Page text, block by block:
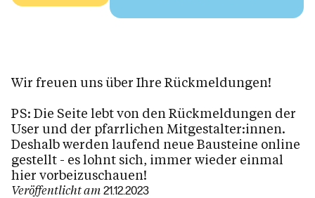
Wir freuen uns über Ihre Rückmeldungen!
PS: Die Seite lebt von den Rückmeldungen der
User und der pfarrlichen Mitgestalter:innen.
Deshalb werden laufend neue Bausteine online
gestellt - es lohnt sich, immer wieder einmal
hier vorbeizuschauen!
Veröffentlicht am 21.12.2023